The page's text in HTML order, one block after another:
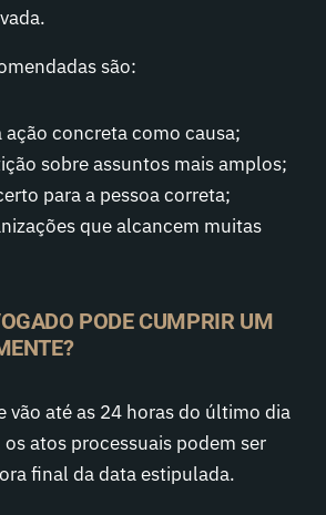
são:
concreta como causa;
sobre assuntos mais amplos;
para a pessoa correta;
que alcancem muitas
PODE CUMPRIR UM
vão até as 24 horas do último dia
atos processuais podem ser
final da data estipulada.